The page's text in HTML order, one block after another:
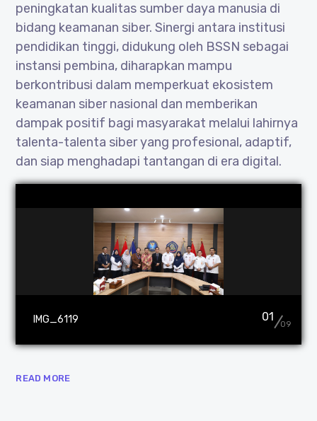
peningkatan kualitas sumber daya manusia di
bidang keamanan siber. Sinergi antara institusi
pendidikan tinggi, didukung oleh BSSN sebagai
instansi pembina, diharapkan mampu
berkontribusi dalam memperkuat ekosistem
keamanan siber nasional dan memberikan
dampak positif bagi masyarakat melalui lahirnya
talenta-talenta siber yang profesional, adaptif,
dan siap menghadapi tantangan di era digital.
IMG_6119 01
09
READ MORE